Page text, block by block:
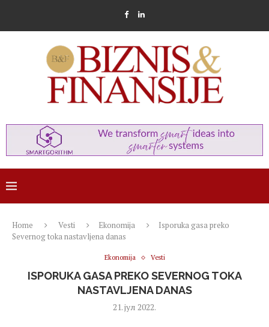
Home Vesti Ekonomija
Isporuka gasa preko
Severnog toka nastavljena danas
Ekonomija Vesti
ISPORUKA GASA PREKO SEVERNOG TOKA
NASTAVLJENA DANAS
21. јул 2022.